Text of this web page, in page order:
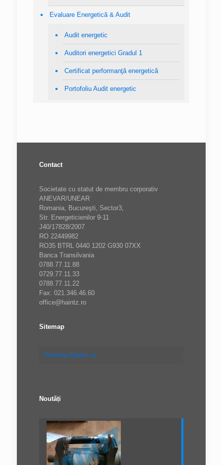
Evaluare Energetică & Audit
Audit energetic
Auditori energetici Gradul 1
Certificat performanţă energetică
Portofoliu Audit energetic
Contact
Societate cu statut de membru corporativ
ANEVAR/UNEAR
Romania, Bucureşti, Sector3,
Str. Energeticienilor 9-11
J40/17828/2007
RO 22449982
RO35 BTRL 0440 1202 G930 07XX
Banca Transilvania
0788.77.11.88
0729.77.11.33
0788.77.11.22
Fax: 021.346.46.60
office@haintz.ro
Sitemap
Sitemap Haintz.ro
Noutăți